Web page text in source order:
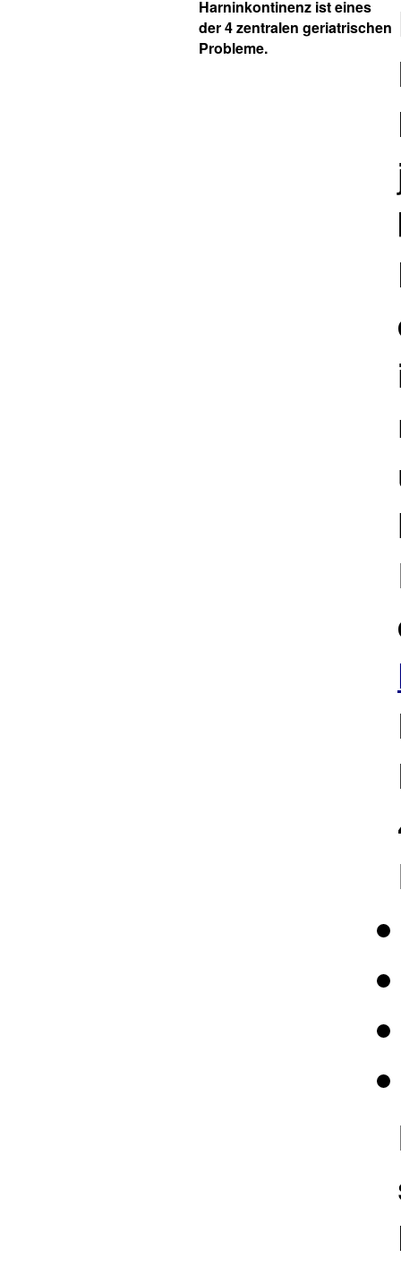
Harninkontinenz ist eines
der 4 zentralen geriatrischen
Probleme.